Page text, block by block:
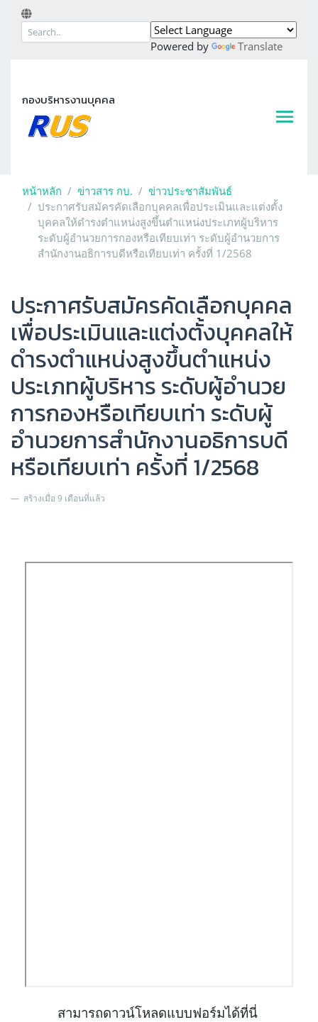
Powered by Translate
กองบริหารงานบุคคล
หน้าหลัก ข่าวสาร กบ.
ข่าวประชาสัมพันธ์
ประกาศรับสมัครคัดเลือกบุคคลเพื่อประเมินและแต่งตั้ง
บุคคลให้ดำรงตำแหน่งสูงขึ้นตำแหน่งประเภทผู้บริหาร
ระดับผู้อำนวยการกองหรือเทียบเท่า ระดับผู้อำนวยการ
สำนักงานอธิการบดีหรือเทียบเท่า ครั้งที่ 1/2568
ประกาศรับสมัครคัดเลือกบุคคล
เพื่อประเมินและแต่งตั้งบุคคลให้
ดำรงตำแหน่งสูงขึ้นตำแหน่ง
ประเภทผู้บริหาร ระดับผู้อำนวย
การกองหรือเทียบเท่า ระดับผู้
อำนวยการสำนักงานอธิการบดี
หรือเทียบเท่า ครั้งที่ 1/2568
สร้างเมื่อ 9 เดือนที่แล้ว
สามารถดาวน์โหลดแบบฟอร์มได้ที่นี่